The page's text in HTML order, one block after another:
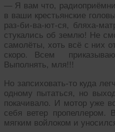
— Я вам что,
в ваши крестьянские
раз-би-ва-ют-ся, бляха-
стукались об землю! Не
самолёты, хоть всё с них
скоро. Всем
Выполнять, мля!!!
Но запсиховать-то куда
одному пытаться, но
покачивало. И мотор уже
себя ветер пропеллером.
мягким войлоком и